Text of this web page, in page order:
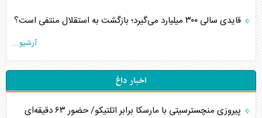
قایدی سالی ۳۰۰ میلیارد می‌گیرد؛ بازگشت به استقلال منتفی است؟
آرشیو...
اخبار داغ
پیروزی منچسترسیتی با مارسکا برابر اتلتیکو/ حضور ۶۳ دقیقه‌ای